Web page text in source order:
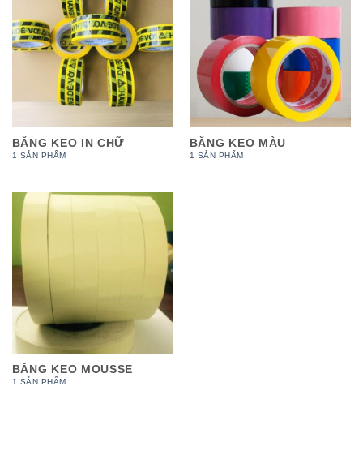
BĂNG KEO IN CHỮ
1 SẢN PHẨM
BĂNG KEO MÀU
1 SẢN PHẨM
BĂNG KEO MOUSSE
1 SẢN PHẨM